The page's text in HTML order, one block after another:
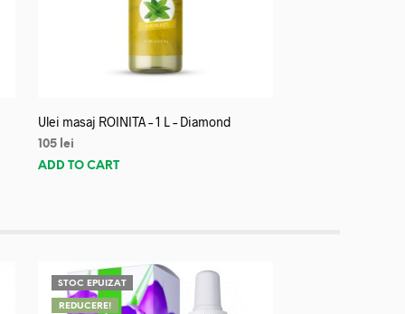
Ulei masaj ROINITA – 1 L – Diamond
105 lei
ADD TO CART
STOC EPUIZAT
REDUCERE!